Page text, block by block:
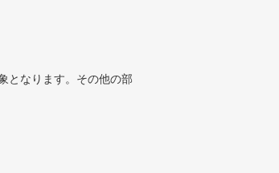
となります。その他の部